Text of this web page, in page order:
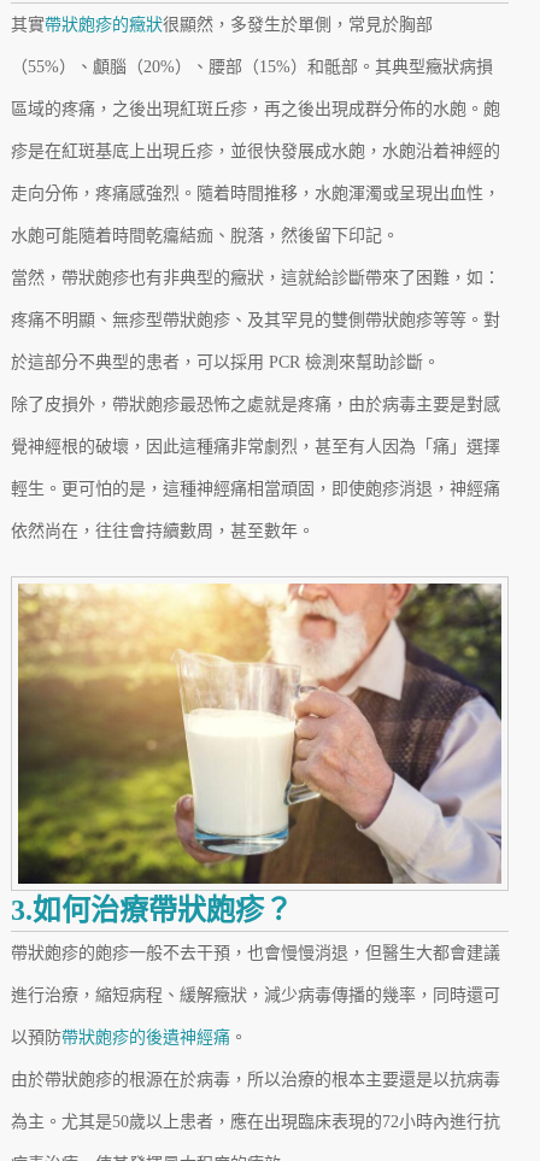
其實帶狀皰疹的癥狀很顯然，多發生於單側，常見於胸部
（55%）、顱腦（20%）、腰部（15%）和骶部。其典型癥狀病損
區域的疼痛，之後出現紅斑丘疹，再之後出現成群分佈的水皰。皰
疹是在紅斑基底上出現丘疹，並很快發展成水皰，水皰沿着神經的
走向分佈，疼痛感強烈。隨着時間推移，水皰渾濁或呈現出血性，
水皰可能隨着時間乾癟結痂、脫落，然後留下印記。
當然，帶狀皰疹也有非典型的癥狀，這就給診斷帶來了困難，如：
疼痛不明顯、無疹型帶狀皰疹、及其罕見的雙側帶狀皰疹等等。對
於這部分不典型的患者，可以採用 PCR 檢測來幫助診斷。
除了皮損外，帶狀皰疹最恐怖之處就是疼痛，由於病毒主要是對感
覺神經根的破壞，因此這種痛非常劇烈，甚至有人因為「痛」選擇
輕生。更可怕的是，這種神經痛相當頑固，即使皰疹消退，神經痛
依然尚在，往往會持續數周，甚至數年。
3.如何治療帶狀皰疹？
帶狀皰疹的皰疹一般不去干預，也會慢慢消退，但醫生大都會建議
進行治療，縮短病程、緩解癥狀，減少病毒傳播的幾率，同時還可
以預防帶狀皰疹的後遺神經痛 。
由於帶狀皰疹的根源在於病毒，所以治療的根本主要還是以抗病毒
為主。尤其是50歲以上患者，應在出現臨床表現的72小時內進行抗